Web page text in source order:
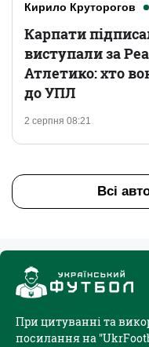
Кирило Круторогов
2 серпня 08:21
Карпати
виступали за
Атлетико: хто
до УПЛ
Всі
При цитуванні та
посилання на